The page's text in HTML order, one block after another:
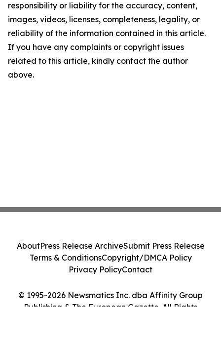
responsibility or liability for the accuracy, content,
images, videos, licenses, completeness, legality, or
reliability of the information contained in this article.
If you have any complaints or copyright issues
related to this article, kindly contact the author
above.
© 1995-2026 Newsmatics Inc. dba Affinity Group
Publishing & The European Gazette. All Rights
AboutPress Release ArchiveSubmit Press Release
Terms & ConditionsCopyright/DMCA Policy
Privacy PolicyContact